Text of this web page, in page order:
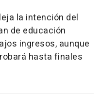
la intención del
de educación
ingresos, aunque
hasta finales